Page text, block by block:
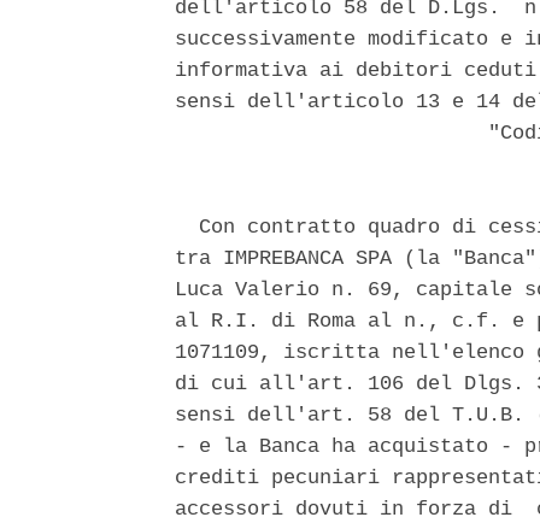
dell'articolo 58 del D.Lgs.
successivamente modificato
informativa ai debitori
sensi dell'articolo 13 e 14 del
Con contratto quadro di
tra IMPREBANCA SPA (la
Luca Valerio n. 69, capitale
al R.I. di Roma al n., c.f. e
1071109, iscritta nell'elenco
di cui all'art. 106 del Dlgs.
sensi dell'art. 58 del T.U.B.
- e la Banca ha acquistato -
crediti pecuniari
accessori dovuti in forza di